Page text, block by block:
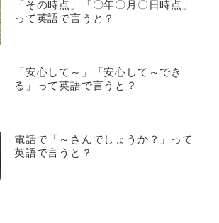
「その時点」「〇年〇月〇日時点」
って英語で言うと？
「安心して～」「安心して～でき
る」って英語で言うと？
電話で「～さんでしょうか？」って
英語で言うと？